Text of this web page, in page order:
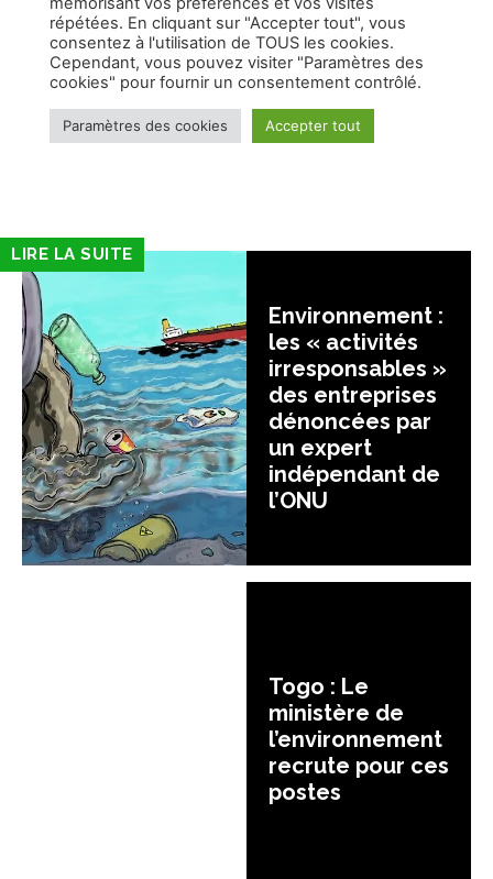
LIRE LA SUITE
Environnement :
les « activités
irresponsables »
des entreprises
dénoncées par
un expert
indépendant de
l’ONU
Togo : Le
ministère de
l’environnement
recrute pour ces
postes